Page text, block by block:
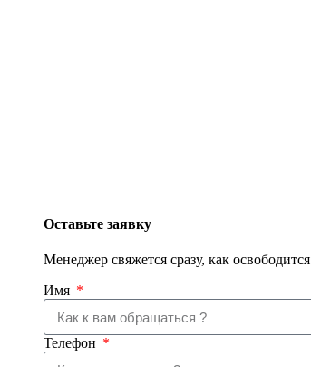
Оставьте заявку
Менеджер свяжется сразу, как освободится
Имя
Телефон